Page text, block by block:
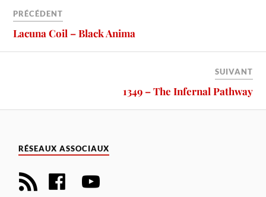
PRÉCÉDENT
Lacuna Coil – Black Anima
SUIVANT
1349 – The Infernal Pathway
RÉSEAUX ASSOCIAUX